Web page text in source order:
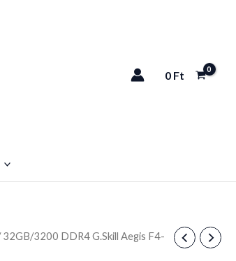
0 Ft
32GB/3200 DDR4 G.Skill Aegis F4-